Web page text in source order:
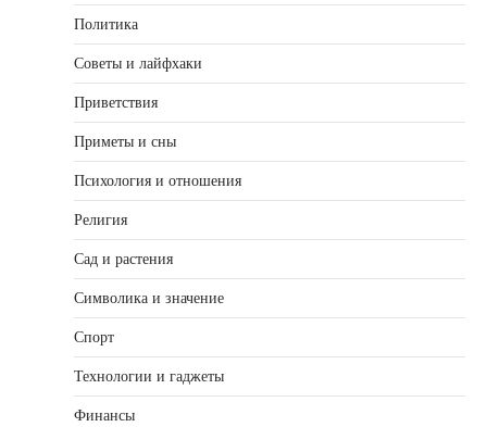
Политика
Советы и лайфхаки
Приветствия
Приметы и сны
Психология и отношения
Религия
Сад и растения
Символика и значение
Спорт
Технологии и гаджеты
Финансы